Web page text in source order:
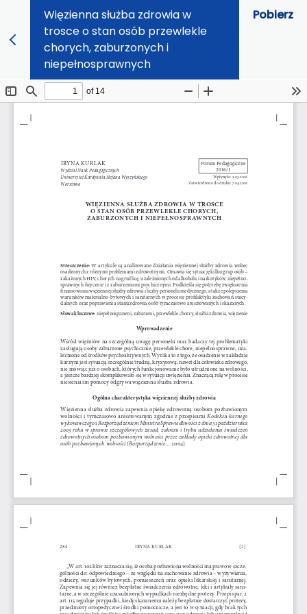
Więzienna służba zdrowia w
trosce o stan osób przewlekle
chorych, zaburzonych i
niepełnosprawnych
Pobierz